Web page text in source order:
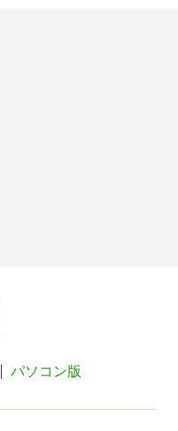
パソコン版